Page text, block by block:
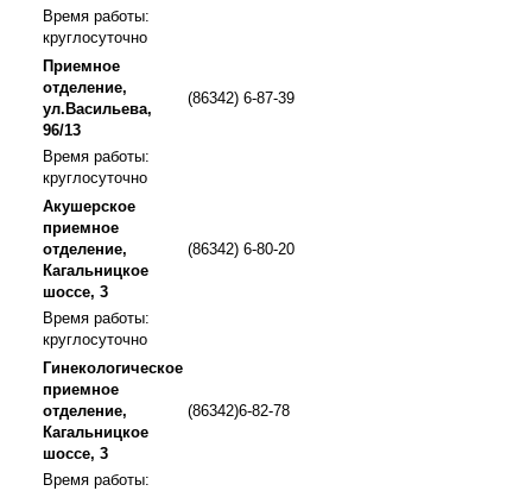
Время работы:
круглосуточно
Приемное
отделение,
ул.Васильева,
96/13
(86342) 6-87-39
Время работы:
круглосуточно
Акушерское
приемное
отделение,
Кагальницкое
шоссе, 3
(86342) 6-80-20
Время работы:
круглосуточно
Гинекологическое
приемное
отделение,
Кагальницкое
шоссе, 3
(86342)6-82-78
Время работы: